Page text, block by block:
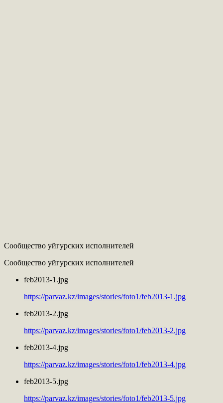
Сообщество уйгурских исполнителей
Сообщество уйгурских исполнителей
feb2013-1.jpg
https://parvaz.kz/images/stories/foto1/feb2013-1.jpg
feb2013-2.jpg
https://parvaz.kz/images/stories/foto1/feb2013-2.jpg
feb2013-4.jpg
https://parvaz.kz/images/stories/foto1/feb2013-4.jpg
feb2013-5.jpg
https://parvaz.kz/images/stories/foto1/feb2013-5.jpg